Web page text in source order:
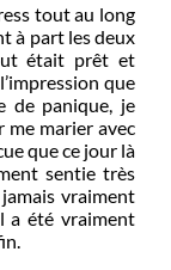
tout au long
à part les deux
était prêt et
que
de panique, je
me marier avec
que ce jour là
sentie très
jamais vraiment
a été vraiment